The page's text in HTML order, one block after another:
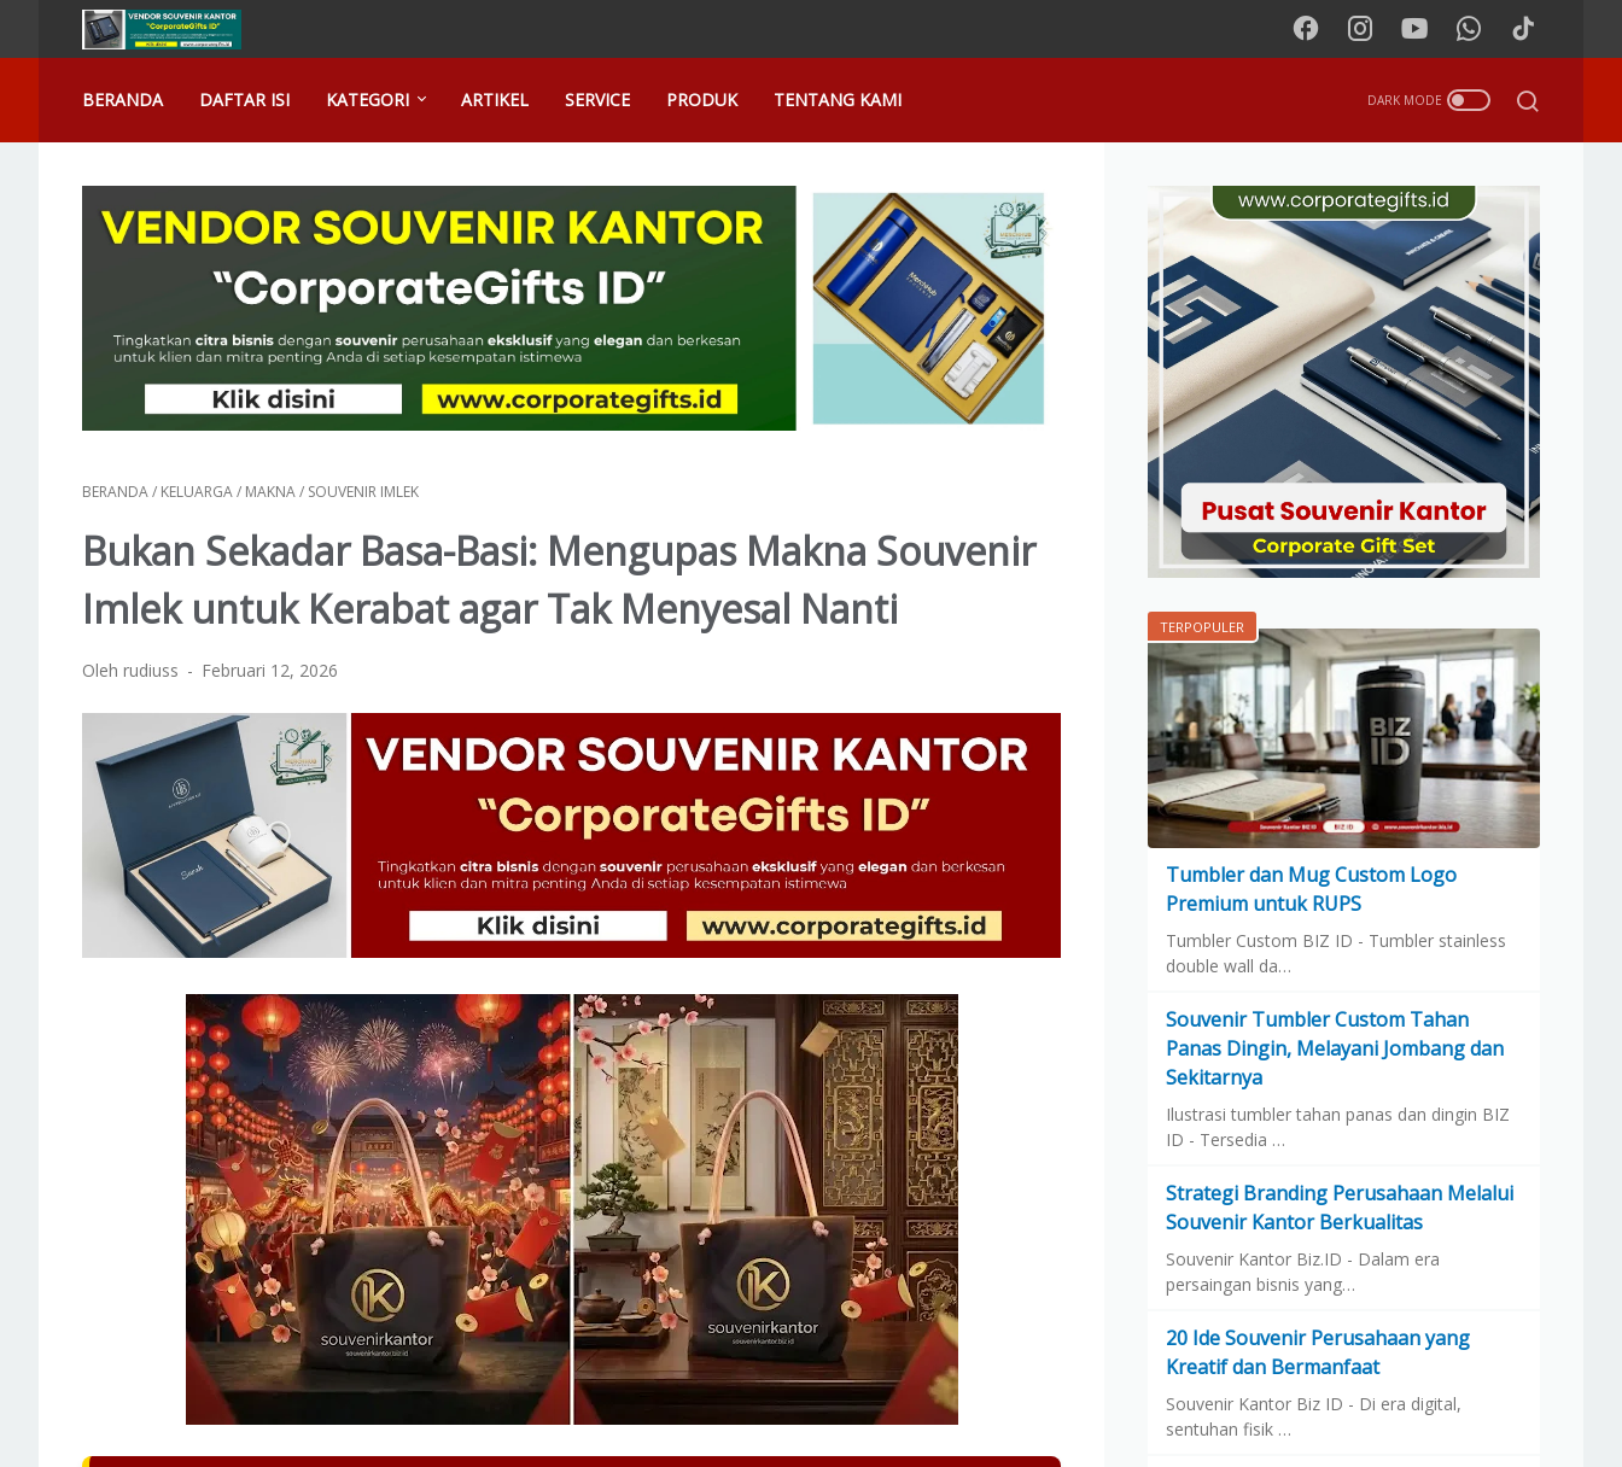
BERANDA DAFTAR ISI KATEGORI ARTIKEL SERVICE PRODUK TENTANG KAMI
BERANDA/ KELUARGA/ MAKNA/ SOUVENIR IMLEK
Bukan Sekadar Basa-Basi: Mengupas Makna Souvenir
Imlek untuk Kerabat agar Tak Menyesal Nanti
Oleh rudiuss Februari 12, 2026
TERPOPULER
Tumbler dan Mug Custom Logo
Premium untuk RUPS
Tumbler Custom BIZ ID - Tumbler stainless
double wall da…
Souvenir Tumbler Custom Tahan
Panas Dingin, Melayani Jombang dan
Sekitarnya
Ilustrasi tumbler tahan panas dan dingin BIZ
ID - Tersedia …
Strategi Branding Perusahaan Melalui
Souvenir Kantor Berkualitas
Souvenir Kantor Biz.ID - Dalam era
persaingan bisnis yang…
20 Ide Souvenir Perusahaan yang
Kreatif dan Bermanfaat
Souvenir Kantor Biz ID - Di era digital,
sentuhan fisik …